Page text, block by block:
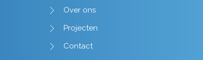
Over ons
Projecten
Contact